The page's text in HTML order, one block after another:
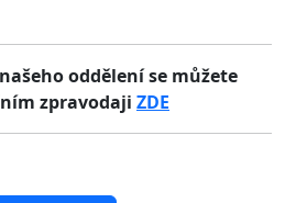
oddělení se můžete
zpravodaji ZDE